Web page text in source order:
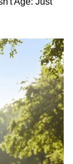
ಗಾಯಕ
ಮತ್ತು
ಅಪ್ಪ.